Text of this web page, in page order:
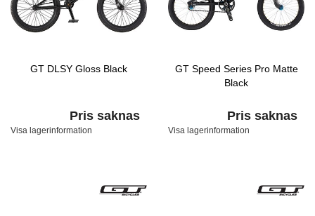
GT DLSY Gloss Black
Pris saknas
Visa lagerinformation
GT Speed Series Pro Matte
Black
Pris saknas
Visa lagerinformation